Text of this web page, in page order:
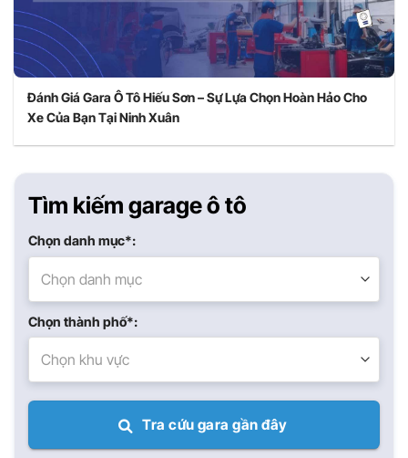
Đánh Giá Gara Ô Tô Hiếu Sơn – Sự Lựa Chọn Hoàn Hảo Cho
Xe Của Bạn Tại Ninh Xuân
Tìm kiếm garage ô tô
Chọn danh mục*:
Chọn danh mục
Chọn thành phố*:
Chọn khu vực
Tra cứu gara gần đây